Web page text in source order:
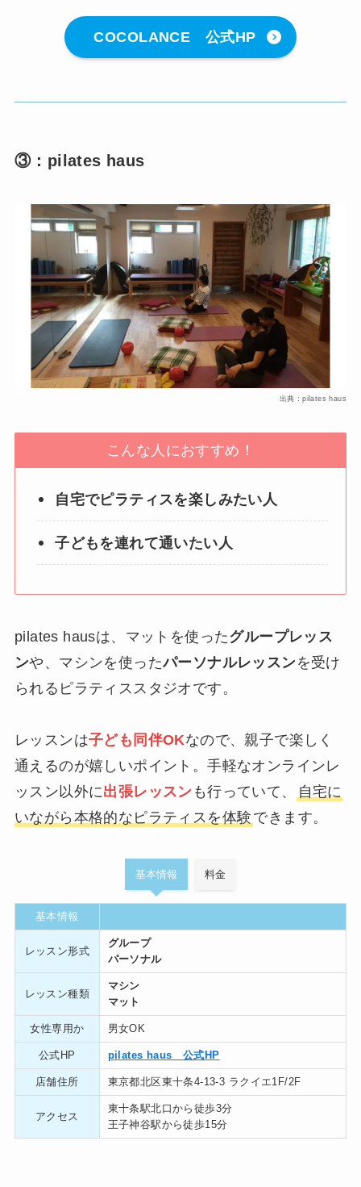
COCOLANCE 公式HP
③：pilates haus
出典：pilates haus
こんな人におすすめ！
自宅でピラティスを楽しみたい人
子どもを連れて通いたい人
pilates hausは、マットを使ったグループレッス
ンや、マシンを使ったパーソナルレッスンを受け
られるピラティススタジオです。
レッスンは子ども同伴OKなので、親子で楽しく
通えるのが嬉しいポイント。手軽なオンラインレ
ッスン以外に出張レッスン も行っていて、
自宅に
いながら本格的なピラティスを体験 できます。
基本情報 料金
基本情報
レッスン形式
グループ
パーソナル
レッスン種類
マシン
マット
女性専用か 男女OK
公式HP pilates haus 公式HP
店舗住所 東京都北区東十条4-13-3 ラクイエ1F/2F
アクセス
東十条駅北口から徒歩3分
王子神谷駅から徒歩15分